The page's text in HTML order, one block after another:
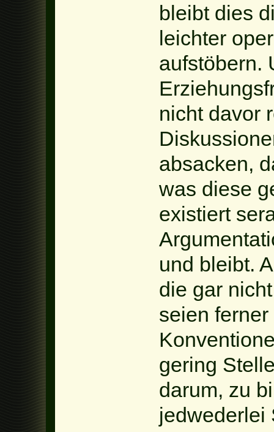
bleibt dies
leichter
aufstöbern.
nicht davor
absacken,
was diese
existiert
und bleibt.
die gar
seien
gering
darum, zu
jedwederlei